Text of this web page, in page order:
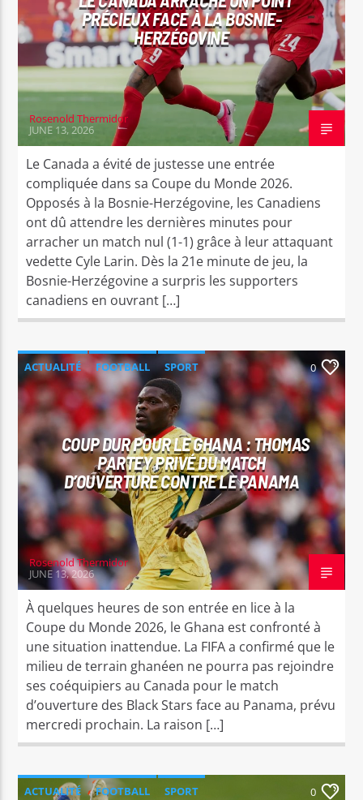
PRÉCIEUX FACE À LA BOSNIE-
HERZÉGOVINE
Rosenold Thermidor
JUNE 13, 2026
Le Canada a évité de justesse une entrée
compliquée dans sa Coupe du Monde 2026.
Opposés à la Bosnie-Herzégovine, les Canadiens
ont dû attendre les dernières minutes pour
arracher un match nul (1-1) grâce à leur attaquant
vedette Cyle Larin. Dès la 21e minute de jeu, la
Bosnie-Herzégovine a surpris les supporters
canadiens en ouvrant […]
ACTUALITÉ FOOTBALL SPORT 0
COUP DUR POUR LE GHANA : THOMAS
PARTEY PRIVÉ DU MATCH
D’OUVERTURE CONTRE LE PANAMA
Rosenold Thermidor
JUNE 13, 2026
À quelques heures de son entrée en lice à la
Coupe du Monde 2026, le Ghana est confronté à
une situation inattendue. La FIFA a confirmé que le
milieu de terrain ghanéen ne pourra pas rejoindre
ses coéquipiers au Canada pour le match
d’ouverture des Black Stars face au Panama, prévu
mercredi prochain. La raison […]
ACTUALITÉ FOOTBALL SPORT 0